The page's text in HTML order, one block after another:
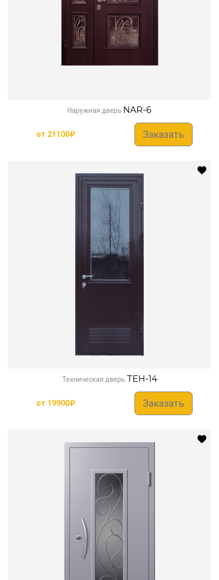
Наружная дверь NAR-6
от 21100₽ Заказать
Техническая дверь TEH-14
от 19900₽ Заказать